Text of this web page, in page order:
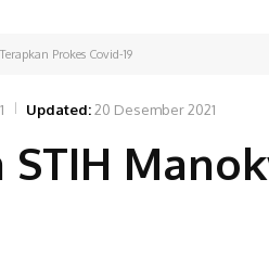
Prokes Covid-19
Updated:20 Desember 2021
STIH